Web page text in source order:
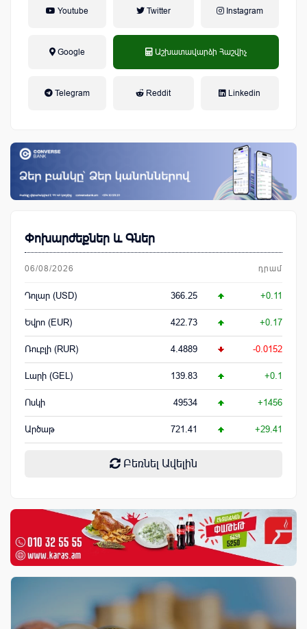
Youtube Twitter Instagram
Google Աշխատավարձի Հաշվիչ
Telegram Reddit Linkedin
Փոխարժեքներ և Գներ
06/08/2026 դրամ
Դոլար (USD) 366.25 +0.11
Եվրո (EUR) 422.73 +0.17
Ռուբլի (RUR) 4.4889 -0.0152
Լարի (GEL) 139.83 +0.1
Ոսկի 49534 +1456
Արծաթ 721.41 +29.41
Բեռնել Ավելին